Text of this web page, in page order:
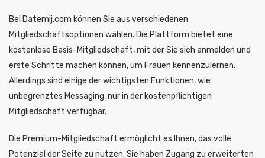
Bei Datemij.com können Sie aus verschiedenen
Mitgliedschaftsoptionen wählen. Die Plattform bietet eine
kostenlose Basis-Mitgliedschaft, mit der Sie sich anmelden und
erste Schritte machen können, um Frauen kennenzulernen.
Allerdings sind einige der wichtigsten Funktionen, wie
unbegrenztes Messaging, nur in der kostenpflichtigen
Mitgliedschaft verfügbar.
Die Premium-Mitgliedschaft ermöglicht es Ihnen, das volle
Potenzial der Seite zu nutzen. Sie haben Zugang zu erweiterten